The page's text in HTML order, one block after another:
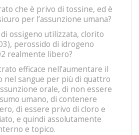
che è privo di tossine, ed è
per l’assunzione umana?
ossigeno utilizzata, clorito
perossido di idrogeno
realmente libero?
efficace nell’aumentare il
nel sangue per più di quattro
orale, di non essere
umano, di contenere
di essere privo di cloro e
e quindi assolutamente
e topico.